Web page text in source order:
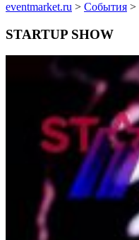
eventmarket.ru > События >
STARTUP SHOW